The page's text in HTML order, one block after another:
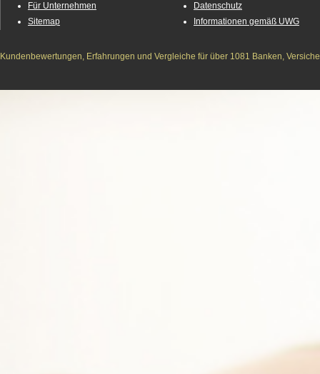
Für Unternehmen
Sitemap
Datenschutz
Informationen gemäß UWG
Kundenbewertungen, Erfahrungen und Vergleiche für über 1081 Banken,